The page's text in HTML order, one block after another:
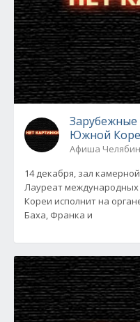
Южной
Афиша
14 декабря, зал
Лауреат
Кореи исполнит на
Баха, Франка и